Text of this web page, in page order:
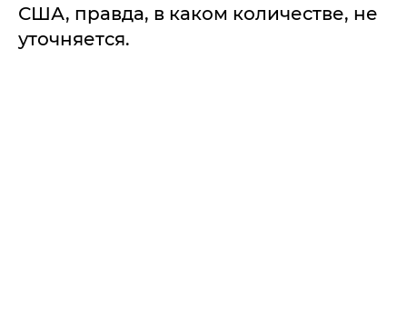
США, правда, в каком количестве, не
уточняется.